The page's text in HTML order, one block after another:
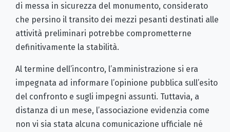
di messa in sicurezza del monumento, considerato
che persino il transito dei mezzi pesanti destinati alle
attività preliminari potrebbe comprometterne
definitivamente la stabilità.
Al termine dell’incontro, l’amministrazione si era
impegnata ad informare l’opinione pubblica sull’esito
del confronto e sugli impegni assunti. Tuttavia, a
distanza di un mese, l’associazione evidenzia come
non vi sia stata alcuna comunicazione ufficiale né